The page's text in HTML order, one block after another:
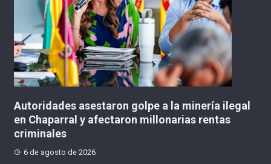
Autoridades asestaron golpe a la minería ilegal
en Chaparral y afectaron millonarias rentas
criminales
6 de agosto de 2026